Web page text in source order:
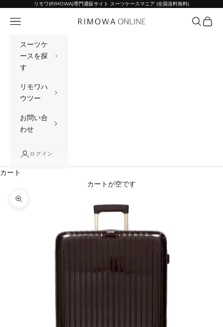
コンテンツへスキップリモワ(RIMOWA)専門通販サイト スーツケースマニア (全国送料無料)
リモワ(RIMOWA)専門通販サイト スーツケー
メニュー 検索カート
スーツケ
ースを探
す
リモワハ
ウツー
お問い合
わせ
ログイン
カート
カートが空です
ズームイン